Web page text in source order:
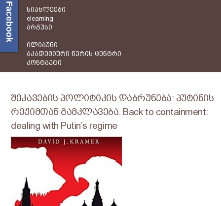
სიახლეები
elearning
არგუსი
ილიაუნი
აკადემიური წერის ცენტრი
კონტაქტი
შეკავების პოლიტიკის დაბრუნება: პუტინის
რეჟიმთან გამკლავება. Back to containment:
dealing with Putin’s regime
Facebook